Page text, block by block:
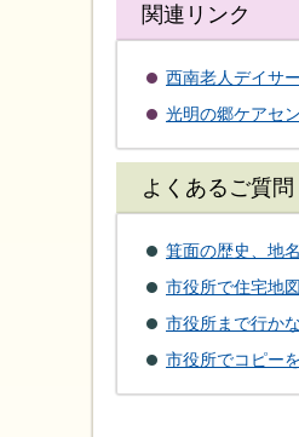
関連リンク
西南老人デイサ
光明の郷ケアセ
よくあるご質問
箕面の歴史、地
市役所で住宅地
市役所まで行か
市役所でコピー